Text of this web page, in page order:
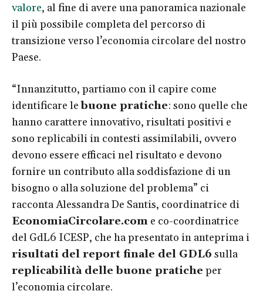
valore, al fine di avere una panoramica nazionale
il più possibile completa del percorso di
transizione verso l’economia circolare del nostro
Paese.
“Innanzitutto, partiamo con il capire come
identificare lebuone pratiche: sono quelle che
hanno carattere innovativo, risultati positivi e
sono replicabili in contesti assimilabili, ovvero
devono essere efficaci nel risultato e devono
fornire un contributo alla soddisfazione di un
bisogno o alla soluzione del problema” ci
racconta Alessandra De Santis, coordinatrice di
EconomiaCircolare.com e co-coordinatrice
del GdL6 ICESP, che ha presentato in anteprima i
risultati del report finale del GDL6 sulla
replicabilità delle buone pratiche per
l’economia circolare.